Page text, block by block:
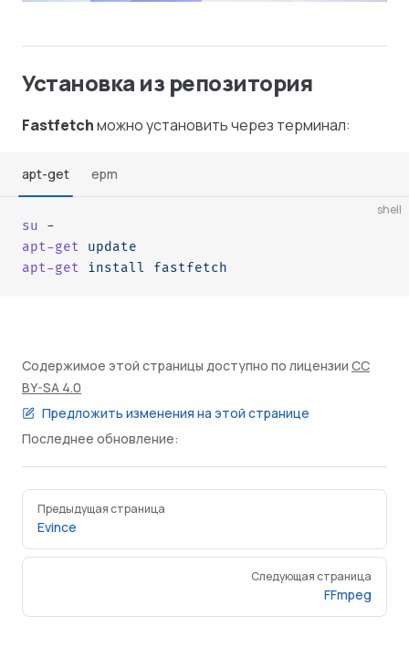
Установка из репозитория
Fastfetchможно установить через терминал:
apt-get epm
shell
su -
apt-get update
apt-get install fastfetch
Содержимое этой страницы доступно по лицензии CC
BY-SA 4.0
Предложить изменения на этой странице
Последнее обновление:
PagerПредыдущая страница
Evince
Следующая страница
FFmpeg